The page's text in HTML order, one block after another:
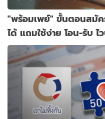
"พร้อมเพย์" ขั้นตอนสมั
ได้ แถมใช้ง่าย โอน-รับ ไ